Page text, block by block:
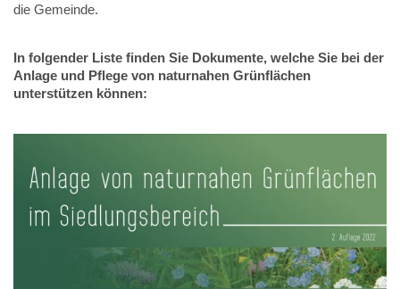
die Gemeinde.
In folgender Liste finden Sie Dokumente, welche Sie bei der
Anlage und Pflege von naturnahen Grünflächen
unterstützen können: